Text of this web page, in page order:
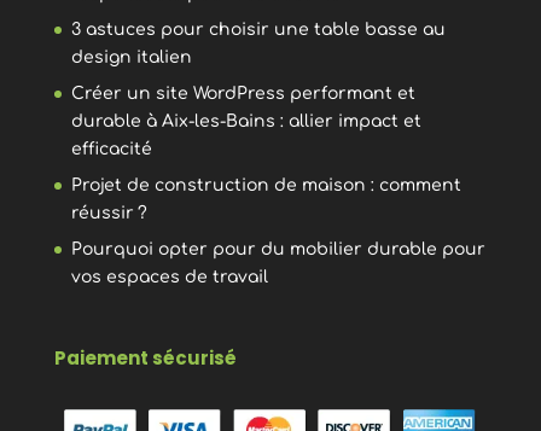
3 astuces pour choisir une table basse au
design italien
Créer un site WordPress performant et
durable à Aix-les-Bains : allier impact et
efficacité
Projet de construction de maison : comment
réussir ?
Pourquoi opter pour du mobilier durable pour
vos espaces de travail
Paiement sécurisé